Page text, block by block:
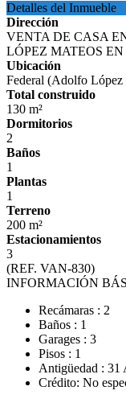
Detalles del Inmueble
Dirección
VENTA DE CASA
LÓPEZ MATEOS
Ubicación
Federal (Adolfo López
Total construido
130 m²
Dormitorios
2
Baños
1
Plantas
1
Terreno
200 m²
Estacionamientos
3
(REF. VAN-830)
INFORMACIÓN
Recámaras : 2
Baños : 1
Garages : 3
Pisos : 1
Antigüedad : 31
Crédito: No